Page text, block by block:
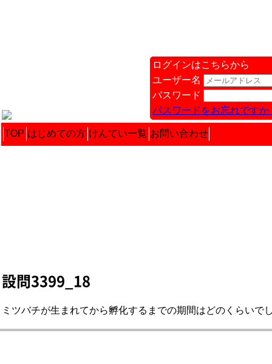
ログインはこちらから
ユーザー名
パスワード
パスワードをお忘れですか
TOP はじめての方 けんてい一覧 お問い合わせ
設問3399_18
ミツバチが生まれてから孵化するまでの期間はどのくらいで